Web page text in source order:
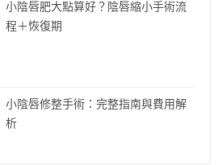
小陰唇肥大點算好？陰唇縮小手術流
程＋恢復期
小陰唇修整手術：完整指南與費用解
析